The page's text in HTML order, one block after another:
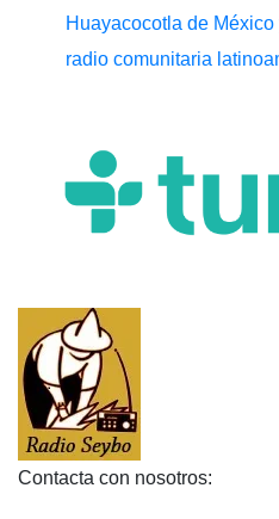
Huayacocotla de
radio comunitaria
Contacta con nosotros: